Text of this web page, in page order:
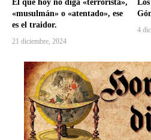
El que hoy no diga «terrorista»,
«musulmán» o «atentado», ese
es el traidor.
21 diciembre, 2024
4